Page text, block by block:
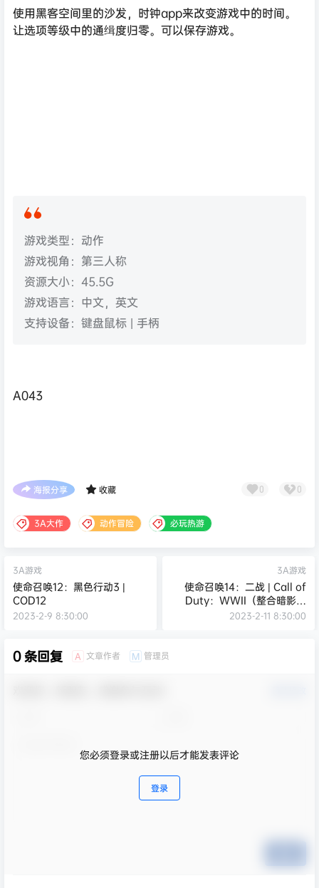
使用黑客空间里的沙发，时钟app来改变游戏中的时间。
让选项等级中的通缉度归零。可以保存游戏。
游戏类型：动作
游戏视角：第三人称
资源大小：45.5G
游戏语言：中文，英文
支持设备：键盘鼠标 | 手柄
A043
海报分享 收藏 0 0
3A大作 动作冒险 必玩热游
3A游戏
使命召唤12：黑色行动3 |
COD12
2023-2-9 8:30:00
3A游戏
使命召唤14：二战 | Call of
Duty：WWII（整合暗影战
争）
2023-2-11 8:30:00
0 条回复 A 文章作者 M 管理员
您必须登录或注册以后才能发表评论
登录